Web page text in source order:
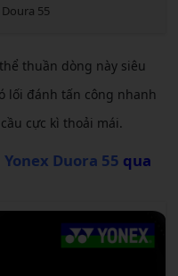
55
thuần dòng này siêu
lối đánh tấn công nhanh
cực kì thoải mái.
Duora 55 qua